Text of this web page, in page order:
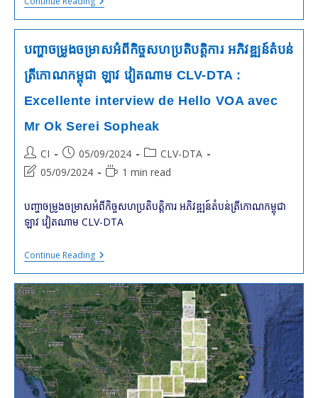
Elles
?
ហ៊ុន
ម៉ាណែត
ព្រម
ឲ្យ
លោកឡាំ
ជា
បង្ហាញ
ព្រំដែន
កម្ពុជា
បញ្ហាចម្រូងចម្រាសអំពីកិច្ចសហប្រតិបត្តិការ អភិវឌ្ឍន៍តំបន់
ត្រីកោណកម្ពុជា ឡាវ វៀតណាម CLV-DTA :
Excellente interview de Hello VOA avec
Mr Ok Serei Sopheak
Post
author:
CI
Post
published:
05/09/2024
Post
category:
CLV-DTA
Post
modified:
05/09/2024
Reading1 min read
បញ្ហាចម្រូងចម្រាសអំពីកិច្ចសហប្រតិបត្តិការ អភិវឌ្ឍន៍តំបន់ត្រីកោណកម្ពុជា
ឡាវ វៀតណាម CLV-DTA
Continue Readingបញ្ហា
ចម្រូងចម្រាស
អំពី
កិច្ចសហ
ប្រតិបត្តិ
ការ
អភិវឌ្ឍន៍
តំបន់
ត្រីកោណ
កម្ពុជា
ឡាវ
វៀតណាម
CLV-